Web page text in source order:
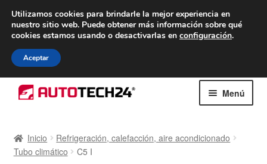
ENTREGA desde 7 EUR
De lunes a viernes de 9 a. m. a 4 p. m.
navegación
al
Menú
Caja registradora
Inicio
Refrigeración, calefacción, aire acondicionado
Tubo climático
C5 I
Utilizamos cookies para brindarle la mejor experiencia en
nuestro sitio web. Puede obtener más información sobre qué
cookies estamos usando o desactivarlas en configuración.
Aceptar